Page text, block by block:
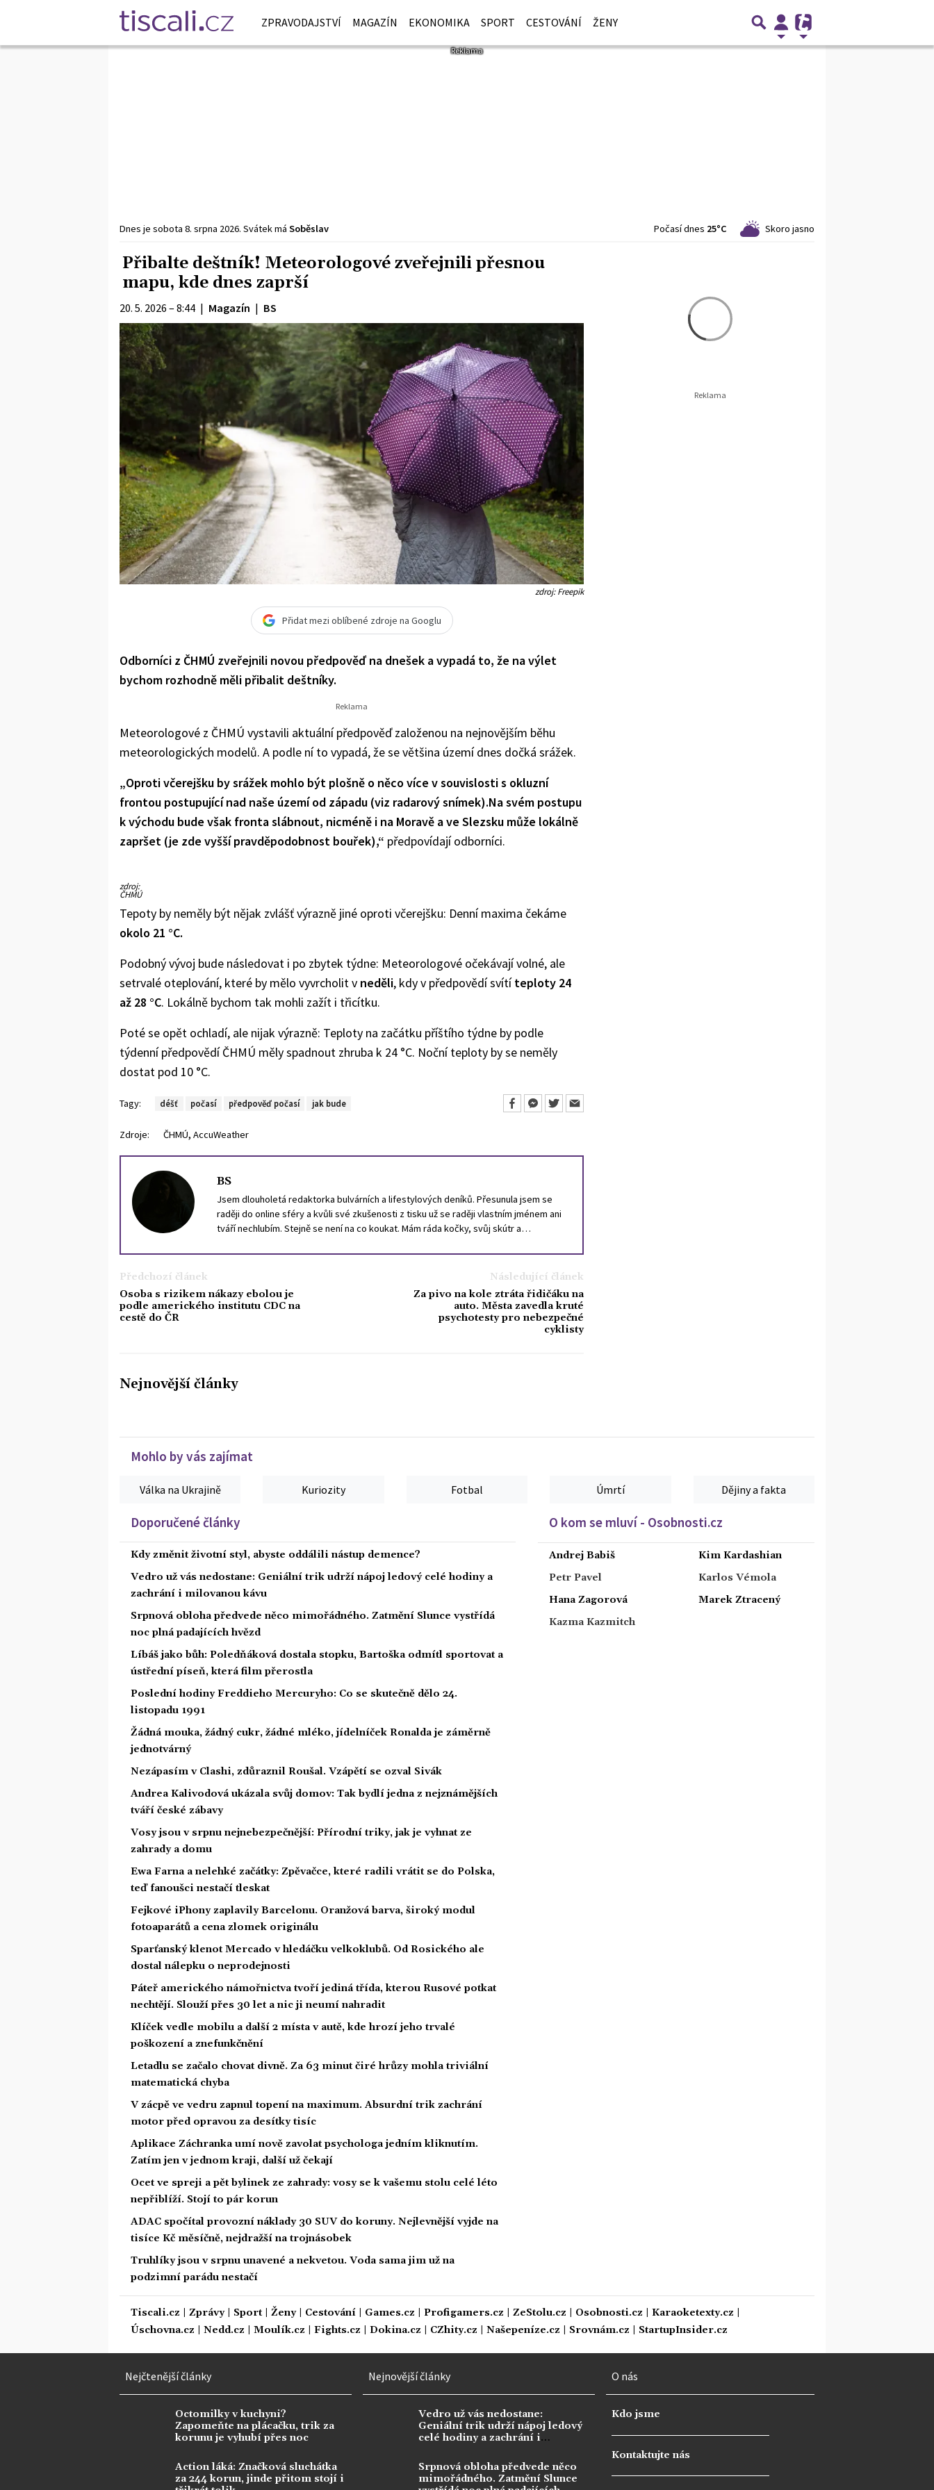
ZPRAVODAJSTVÍ MAGAZÍN EKONOMIKA SPORT CESTOVÁNÍ ŽENY
Dnes je sobota 8. srpna 2026. Svátek má Soběslav Počasí dnes 25°C Skoro jasno
Přibalte deštník! Meteorologové zveřejnili přesnou
mapu, kde dnes zaprší
20. 5. 2026 – 8:44 | Magazín | BS
zdroj: Freepik
Přidat mezi oblíbené zdroje na Googlu
Odborníci z ČHMÚ zveřejnili novou předpověď na dnešek a vypadá to, že na výlet
bychom rozhodně měli přibalit deštníky.
Meteorologové z ČHMÚ vystavili aktuální předpověď založenou na nejnovějším běhu
meteorologických modelů. A podle ní to vypadá, že se většina území dnes dočká srážek.
„Oproti včerejšku by srážek mohlo být plošně o něco více v souvislosti s okluzní
frontou postupující nad naše území od západu (viz radarový snímek).Na svém postupu
k východu bude však fronta slábnout, nicméně i na Moravě a ve Slezsku může lokálně
zapršet (je zde vyšší pravděpodobnost bouřek),“ předpovídají odborníci.
zdroj:
ČHMÚ
Tepoty by neměly být nějak zvlášť výrazně jiné oproti včerejšku: Denní maxima čekáme
okolo 21 °C.
Podobný vývoj bude následovat i po zbytek týdne: Meteorologové očekávají volné, ale
setrvalé oteplování, které by mělo vyvrcholit v neděli, kdy v předpovědí svítíteploty 24
až 28 °C. Lokálně bychom tak mohli zažít i třicítku.
Poté se opět ochladí, ale nijak výrazně: Teploty na začátku příštího týdne by podle
týdenní předpovědí ČHMÚ měly spadnout zhruba k 24 °C. Noční teploty by se neměly
dostat pod 10 °C.
Tagy: déšť počasí předpověď počasí jak bude
Zdroje: ČHMÚ, AccuWeather
BS
Jsem dlouholetá redaktorka bulvárních a lifestylových deníků. Přesunula jsem se
raději do online sféry a kvůli své zkušenosti z tisku už se raději vlastním jménem ani
tváří nechlubím. Stejně se není na co koukat. Mám ráda kočky, svůj skútr a
Předchozí článek
Osoba s rizikem nákazy ebolou je
podle amerického institutu CDC na
cestě do ČR
Následující článek
Za pivo na kole ztráta řidičáku na
auto. Města zavedla kruté
psychotesty pro nebezpečné
cyklisty
Nejnovější články
Mohlo by vás zajímat
Válka na Ukrajině Kuriozity Fotbal Úmrtí Dějiny a fakta
Doporučené články
Kdy změnit životní styl, abyste oddálili nástup demence?
Vedro už vás nedostane: Geniální trik udrží nápoj ledový celé hodiny a
zachrání i milovanou kávu
Srpnová obloha předvede něco mimořádného. Zatmění Slunce vystřídá
noc plná padajících hvězd
Líbáš jako bůh: Poledňáková dostala stopku, Bartoška odmítl sportovat a
ústřední píseň, která film přerostla
Poslední hodiny Freddieho Mercuryho: Co se skutečně dělo 24.
listopadu 1991
Žádná mouka, žádný cukr, žádné mléko, jídelníček Ronalda je záměrně
jednotvárný
Nezápasím v Clashi, zdůraznil Roušal. Vzápětí se ozval Sivák
Andrea Kalivodová ukázala svůj domov: Tak bydlí jedna z nejznámějších
tváří české zábavy
Vosy jsou v srpnu nejnebezpečnější: Přírodní triky, jak je vyhnat ze
zahrady a domu
Ewa Farna a nelehké začátky: Zpěvačce, které radili vrátit se do Polska,
teď fanoušci nestačí tleskat
Fejkové iPhony zaplavily Barcelonu. Oranžová barva, široký modul
fotoaparátů a cena zlomek originálu
Sparťanský klenot Mercado v hledáčku velkoklubů. Od Rosického ale
dostal nálepku o neprodejnosti
Páteř amerického námořnictva tvoří jediná třída, kterou Rusové potkat
nechtějí. Slouží přes 30 let a nic ji neumí nahradit
Klíček vedle mobilu a další 2 místa v autě, kde hrozí jeho trvalé
poškození a znefunkčnění
Letadlu se začalo chovat divně. Za 63 minut čiré hrůzy mohla triviální
matematická chyba
V zácpě ve vedru zapnul topení na maximum. Absurdní trik zachrání
motor před opravou za desítky tisíc
Aplikace Záchranka umí nově zavolat psychologa jedním kliknutím.
Zatím jen v jednom kraji, další už čekají
Ocet ve spreji a pět bylinek ze zahrady: vosy se k vašemu stolu celé léto
nepřiblíží. Stojí to pár korun
ADAC spočítal provozní náklady 30 SUV do koruny. Nejlevnější vyjde na
tisíce Kč měsíčně, nejdražší na trojnásobek
Truhlíky jsou v srpnu unavené a nekvetou. Voda sama jim už na
podzimní parádu nestačí
O kom se mluví - Osobnosti.cz
Andrej Babiš
Petr Pavel
Hana Zagorová
Kazma Kazmitch
Kim Kardashian
Karlos Vémola
Marek Ztracený
Tiscali.cz Zprávy| Sport| Ženy| Cestování Games.cz Profigamers.cz ZeStolu.cz Osobnosti.cz Karaoketexty.cz
Úschovna.cz
Nedd.cz Moulík.cz Fights.cz Dokina.cz CZhity.cz Našepeníze.cz Srovnám.cz StartupInsider.cz
Nejčtenější články
Octomilky v kuchyni?
Zapomeňte na plácačku, trik za
korunu je vyhubí přes noc
Action láká: Značková sluchátka
za 244 korun, jinde přitom stojí i
Nejnovější články
Vedro už vás nedostane:
Geniální trik udrží nápoj ledový
celé hodiny a zachrání i
Srpnová obloha předvede něco
mimořádného. Zatmění Slunce
O nás
Kdo jsme
Kontaktujte nás